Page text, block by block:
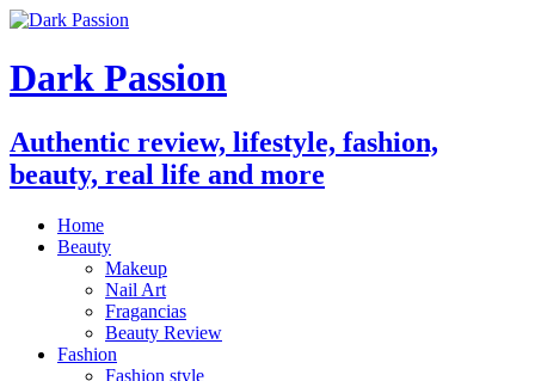
Dark Passion
Authentic review, lifestyle, fashion,
beauty, real life and more
Home
Beauty
Makeup
Nail Art
Fragancias
Beauty Review
Fashion
Fashion style